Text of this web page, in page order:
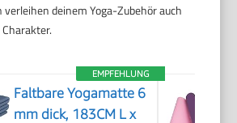
deinem Yoga-Zubehör auch
EMPFEHLUNG
Faltbare Yogamatte 6
mm dick, 183CM L x